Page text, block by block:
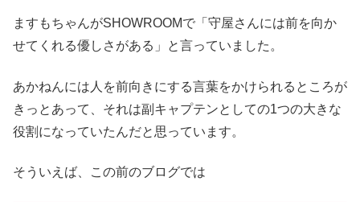
ますもちゃんがSHOWROOMで「守屋さんには前を向か
せてくれる優しさがある」と言っていました。
あかねんには人を前向きにする言葉をかけられるところが
きっとあって、それは副キャプテンとしての1つの大きな
役割になっていたんだと思っています。
そういえば、この前のブログでは